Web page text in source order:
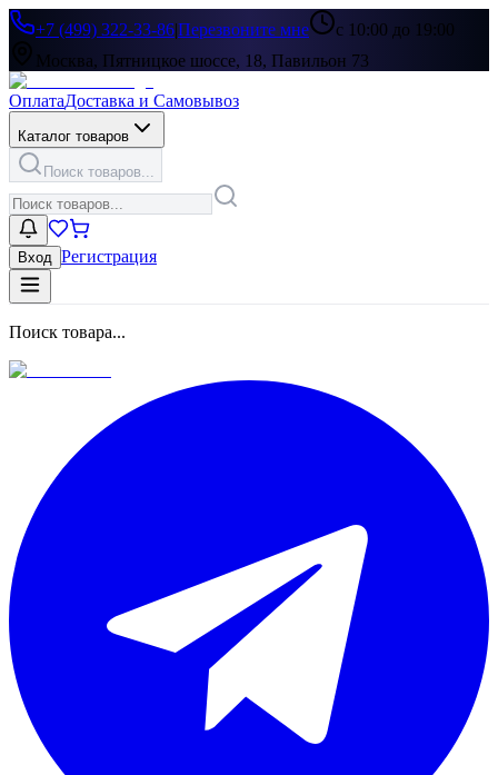
+7 (499) 322-33-86|Перезвоните мне
с 10:00 до 19:00
Москва, Пятницкое шоссе, 18, Павильон 73
ОплатаДоставка и Самовывоз
Каталог товаров
Поиск товаров...
Вход Регистрация
Поиск товара...